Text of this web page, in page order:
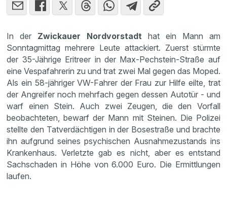
In der Zwickauer Nordvorstadt hat ein Mann am
Sonntagmittag mehrere Leute attackiert. Zuerst stürmte
der 35-Jährige Eritreer in der Max-Pechstein-Straße auf
eine Vespafahrerin zu und trat zwei Mal gegen das Moped.
Als ein 58-jähriger VW-Fahrer der Frau zur Hilfe eilte, trat
der Angreifer noch mehrfach gegen dessen Autotür - und
warf einen Stein. Auch zwei Zeugen, die den Vorfall
beobachteten, bewarf der Mann mit Steinen. Die Polizei
stellte den Tatverdächtigen in der Bosestraße und brachte
ihn aufgrund seines psychischen Ausnahmezustands ins
Krankenhaus. Verletzte gab es nicht, aber es entstand
Sachschaden in Höhe von 6.000 Euro. Die Ermittlungen
laufen.